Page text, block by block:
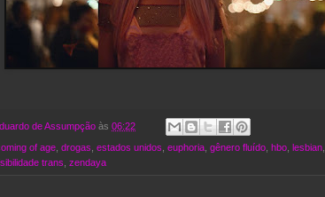
de Assumpção às 06:22
of age drogas estados unidos euphoria gênero fluído hbo lesbian
trans zendaya